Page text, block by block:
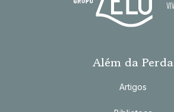
Além da Perda
Artigos